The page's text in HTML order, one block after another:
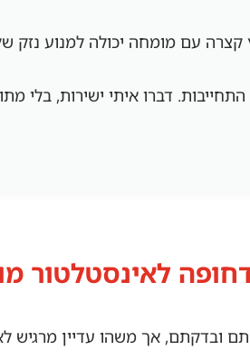
קצרה עם מומחה יכולה למנוע נזק
דברו איתי ישירות, בלי
לאינסטלטור
ובדקתם, אך משהו עדיין מרגיש